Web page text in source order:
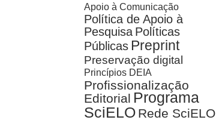
Apoio à Comunicação
Política de Apoio à
Pesquisa Políticas
Públicas Preprint
Preservação digital
Princípios DEIA
Profissionalização
Editorial Programa
SciELO Rede SciELO